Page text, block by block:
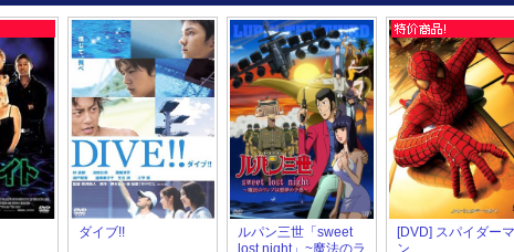
ダイブ!!
ルパン三世「sweet
lost night」~魔法のラ
[DVD] スパイダーマ
ン